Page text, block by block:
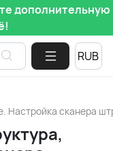
дополнительную
Настройка сканера